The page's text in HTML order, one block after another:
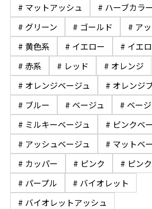
# マットアッシュ
# ハーブカラー
# グリーン
# ゴールド
# ア
# 黄色系
# イエロー
# イエ
# 赤系
# レッド
# オレンジ
# オレンジベージュ
# オレンジ
# ブルー
# ベージュ
# ベー
# ミルキーベージュ
# ピンクベ
# アッシュベージュ
# マットベ
# カッパー
# ピンク
# ピン
# パープル
# バイオレット
# バイオレットアッシュ